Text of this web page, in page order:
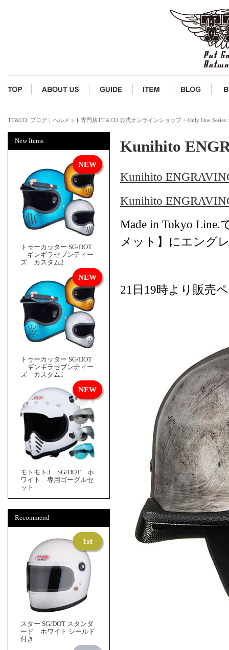
TT&CO. ブログ｜ヘルメット専門店TT＆CO.公式オンラインショップ> Only One Series
New Items
トゥーカッター SG/DOT
ギンギラセブンティー
ズ カスタム2
トゥーカッター SG/DOT
ギンギラセブンティー
ズ カスタム1
モトモト3 SG/DOT ホ
ワイト 専用ゴーグルセ
ット
Recommend
スター SG/DOT スタンダ
ード ホワイト シールド
付き
Kunihito
Kunihito
Kunihito
Made in Tokyo
メット】にエング
21日19時より販売